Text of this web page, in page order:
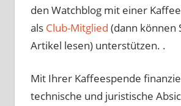
den Watchblog mit einer
als Club-Mitglied (dann können
Artikel lesen) unterstützen. .
Mit Ihrer Kaffeespende
technische und juristische